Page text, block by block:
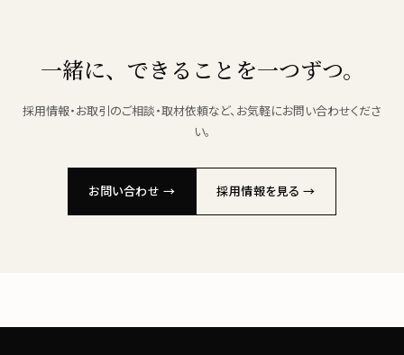
一緒に、できることを一つずつ。
採用情報・お取引のご相談・取材依頼など、お気軽にお問い合わせくださ
い。
お問い合わせ → 採用情報を見る →